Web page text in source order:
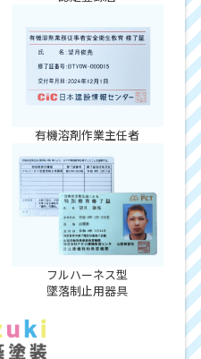
有機溶剤作業主任者
フルハーネス型
墜落制止用器具